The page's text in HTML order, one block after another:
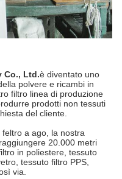
Co., Ltd.è diventato uno
polvere e ricambi in
filtro linea di produzione
prodotti non tessuti
del cliente.
a ago, la nostra
20.000 metri
in poliestere, tessuto
tessuto filtro PPS,
via.